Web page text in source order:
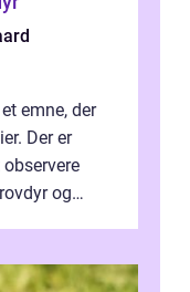
emne, der
Der er
og